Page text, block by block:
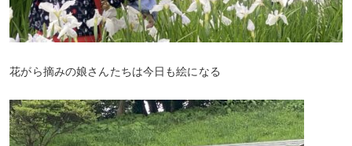
花がら摘みの娘さんたちは今日も絵になる